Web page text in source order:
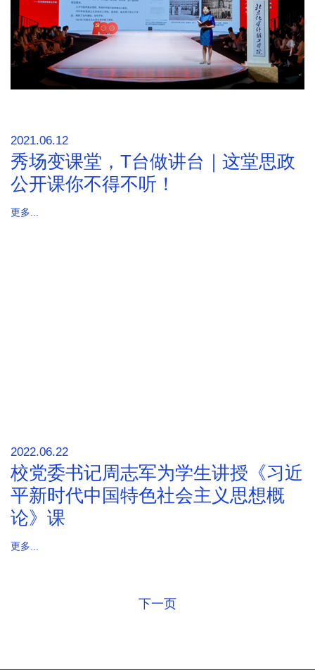
2021.06.12
秀场变课堂，T台做讲台｜这堂思政
公开课你不得不听！
更多...
2022.06.22
校党委书记周志军为学生讲授《习近
平新时代中国特色社会主义思想概
论》课
更多...
下一页